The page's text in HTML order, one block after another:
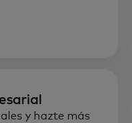
y hazte más